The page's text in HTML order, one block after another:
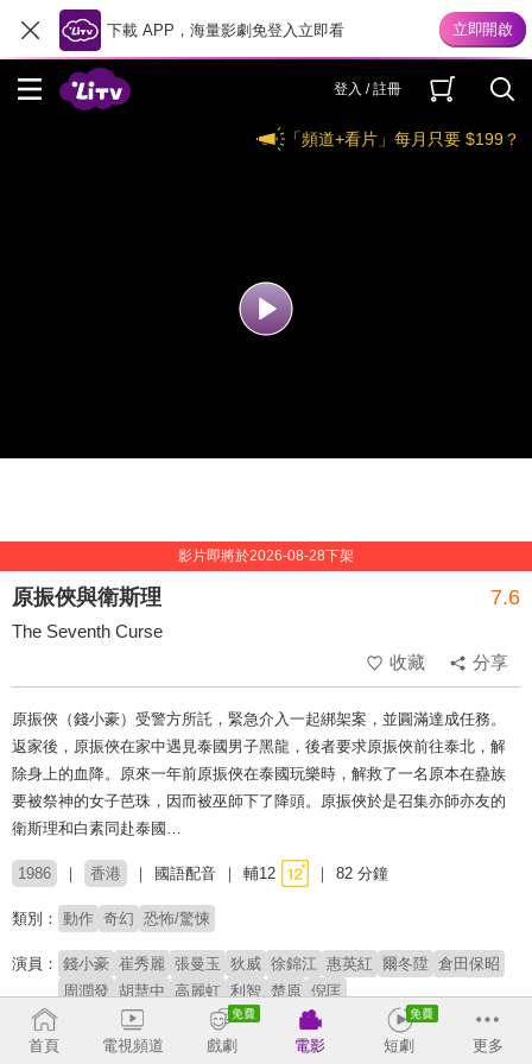
下載 APP，海量影劇免登入立即看
登入 / 註冊
「頻道+看片」每月只要 $199？
影片即將於2026-08-28下架
原振俠與衛斯理 7.6
The Seventh Curse
收藏
分享
原振俠（錢小豪）受警方所託，緊急介入一起綁架案，並圓滿達成任務。
返家後，原振俠在家中遇見泰國男子黑龍，後者要求原振俠前往泰北，解
除身上的血降。原來一年前原振俠在泰國玩樂時，解救了一名原本在蠱族
要被祭神的女子芭珠，因而被巫師下了降頭。原振俠於是召集亦師亦友的
衛斯理和白素同赴泰國…
1986 香港 國語配音 輔12 82 分鐘
類別： 動作 奇幻 恐怖/驚悚
演員： 錢小豪 崔秀麗 張曼玉 狄威 徐錦江 惠英紅 爾冬陞 倉田保昭
周潤發 胡慧中 高麗虹 利智 楚原 倪匡
導演： 藍乃才
首頁 電視頻道 戲劇 電影 短劇 更多